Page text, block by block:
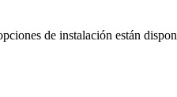
de instalación están